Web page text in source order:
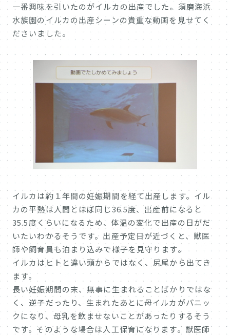
一番興味を引いたのがイルカの出産でした。須磨海浜
水族園のイルカの出産シーンの貴重な動画を見せてく
ださいました。
イルカは約１年間の妊娠期間を経て出産します。イル
カの平熱は人間とほぼ同じ36.5度、出産前になると
35.5度くらいになるため、体温の変化で出産の日がだ
いたいわかるそうです。出産予定日が近づくと、獣医
師や飼育員も泊まり込みで様子を見守ります。
イルカはヒトと違い頭からではなく、尻尾から出てき
ます。
長い妊娠期間の末、無事に生まれることばかりではな
く、逆子だったり、生まれたあとに母イルカがパニッ
クになり、母乳を飲ませないことがあったりするそう
です。そのような場合は人工保育になります。獣医師